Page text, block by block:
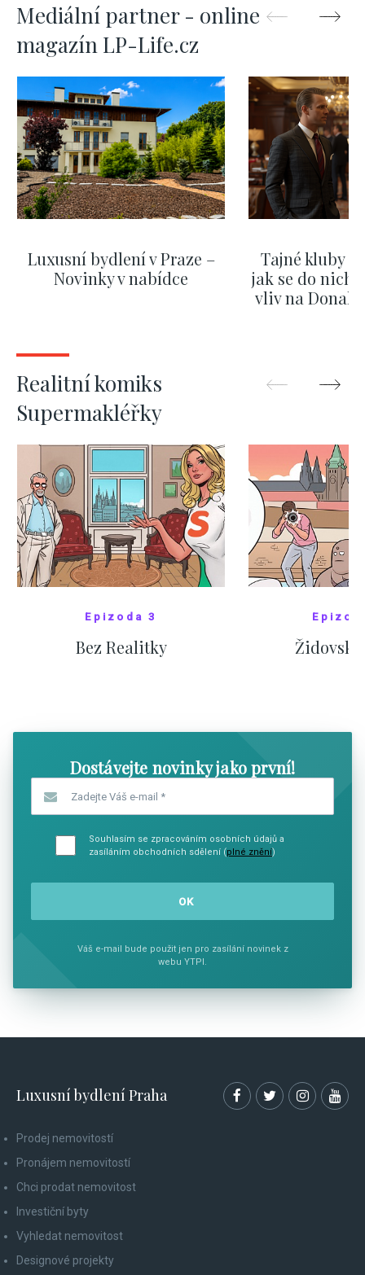
Mediální partner - online
magazín LP-Life.cz
Luxusní bydlení v Praze –
Novinky v nabídce
Tajné kluby
jak se do nich
vliv na
Realitní komiks
Supermakléřky
Epizoda 3
Bez Realitky
Dostávejte novinky jako první!
Souhlasím se zpracováním osobních údajů a
zasíláním obchodních sdělení (plné znění)
Váš e-mail bude použit jen pro zasílání novinek z
webu YTPI.
Luxusní bydlení Praha
Prodej nemovitostí
Pronájem nemovitostí
Chci prodat nemovitost
Investiční byty
Vyhledat nemovitost
Designové projekty